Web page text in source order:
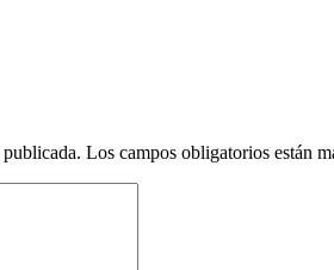
Los campos obligatorios están